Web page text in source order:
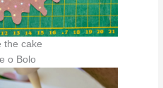
the cake
o Bolo